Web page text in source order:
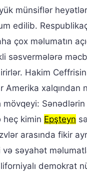
münsiflər
edilib.
çox məlumatın
səsvermələrə
Hakim
xalqından
heç kimin Epşteyn
arasında fikir
səyahət
demokrat